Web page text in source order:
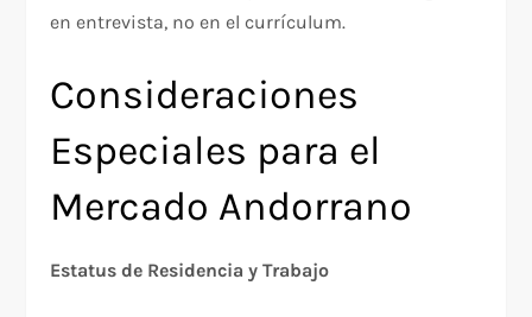
en entrevista, no en el currículum.​
Consideraciones
Especiales para el
Mercado Andorrano
Estatus de Residencia y Trabajo